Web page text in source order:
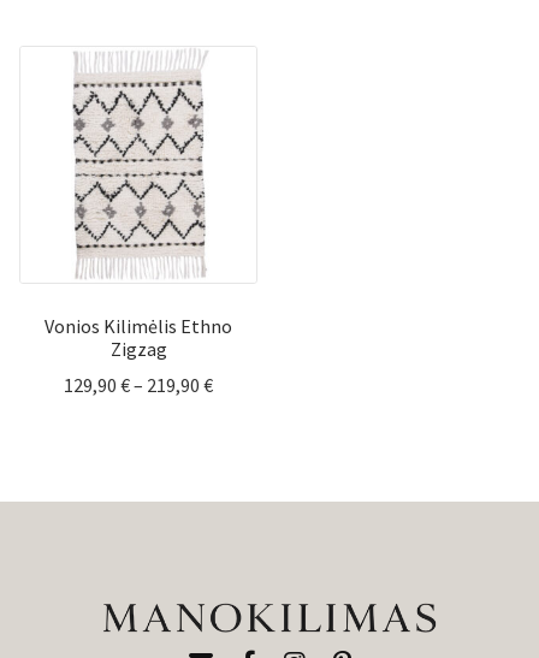
74,90 €
89,90 €
Vonios Kilimėlis Ethno
Zigzag
129,90 €– 219,90 €Price
219,90 €